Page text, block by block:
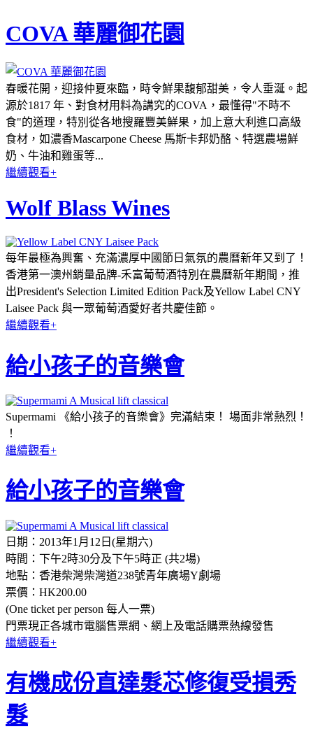
COVA 華麗御花園
春暖花開，迎接仲夏來臨，時令鮮果馥郁甜美，令人垂涎。起
源於1817 年、對食材用料為講究的COVA，最懂得"不時不
食"的道理，特別從各地搜羅豐美鮮果，加上意大利進口高級
食材，如濃香Mascarpone Cheese 馬斯卡邦奶酪、特選農場鮮
奶、牛油和雞蛋等...
繼續觀看+
Wolf Blass Wines
每年最極為興奮、充滿濃厚中國節日氣氛的農曆新年又到了！
香港第一澳州銷量品牌-禾富葡萄酒特別在農曆新年期間，推
出President's Selection Limited Edition Pack及Yellow Label CNY
Laisee Pack 與一眾葡萄酒愛好者共慶佳節。
繼續觀看+
給小孩子的音樂會
Supermami 《給小孩子的音樂會》完滿結束！ 場面非常熱烈！
！
繼續觀看+
給小孩子的音樂會
日期：2013年1月12日(星期六)
時間：下午2時30分及下午5時正 (共2場)
地點：香港柴灣柴灣道238號青年廣場Y劇場
票價：HK200.00
(One ticket per person 每人一票)
門票現正各城市電腦售票網、網上及電話購票熱線發售
繼續觀看+
有機成份直達髮芯修復受損秀
髮